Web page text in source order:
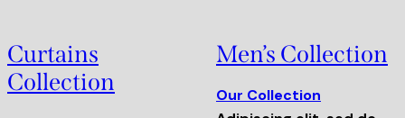
Curtains
Collection
Men’s Collection
Our Collection